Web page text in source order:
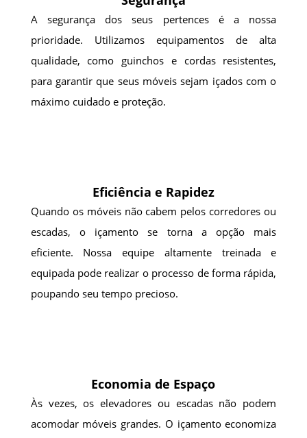
A segurança dos seus pertences é a nossa
prioridade. Utilizamos equipamentos de alta
qualidade, como guinchos e cordas resistentes,
para garantir que seus móveis sejam içados com o
máximo cuidado e proteção.
Eficiência e Rapidez
Quando os móveis não cabem pelos corredores ou
escadas, o içamento se torna a opção mais
eficiente. Nossa equipe altamente treinada e
equipada pode realizar o processo de forma rápida,
poupando seu tempo precioso.
Economia de Espaço
Às vezes, os elevadores ou escadas não podem
acomodar móveis grandes. O içamento economiza